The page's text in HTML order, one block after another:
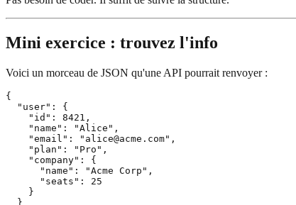
Mini exercice : trouvez l'info
Voici un morceau de JSON qu'une API pourrait renvoyer :
{
  "user": {
    "id": 8421,
    "name": "Alice",
    "email": "alice@acme.com",
    "plan": "Pro",
    "company": {
      "name": "Acme Corp",
      "seats": 25
    }
  }